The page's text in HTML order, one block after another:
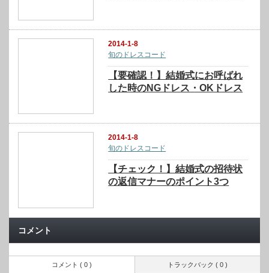
2014-1-8
旬のドレスコード
【要確認！】結婚式にお呼ばれ
した時のNGドレス・OKドレス
2014-1-8
旬のドレスコード
【チェック！】結婚式の招待状
の返信マナーのポイント3つ
コメント
トラックバック ( 0 )
コメント ( 0 )